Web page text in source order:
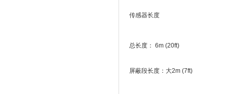
传感器长度
总长度： 6m (20ft)
屏蔽段长度：大2m (7ft)